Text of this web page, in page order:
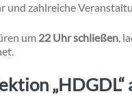
und zahlreiche
um 22 Uhr schließen,